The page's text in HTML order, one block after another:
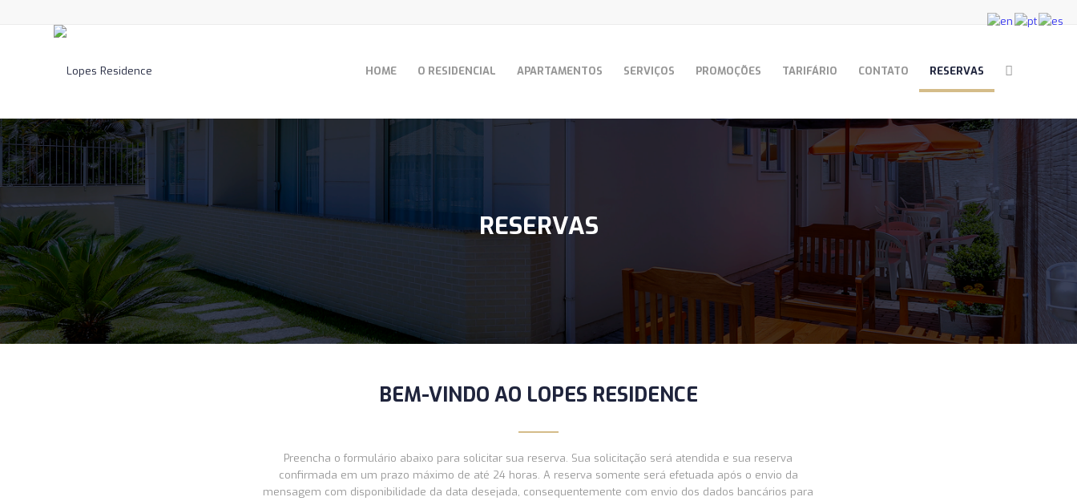
HOME O RESIDENCIAL APARTAMENTOS SERVIÇOS PROMOÇÕES TARIFÁRIO CONTATO RESERVAS
RESERVAS
BEM-VINDO AO LOPES RESIDENCE
Preencha o formulário abaixo para solicitar sua reserva. Sua solicitação será atendida e sua reserva
confirmada em um prazo máximo de até 24 horas. A reserva somente será efetuada após o envio da
mensagem com disponibilidade da data desejada, consequentemente com envio dos dados bancários para